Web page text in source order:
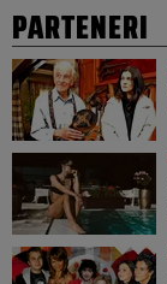
PARTENERI